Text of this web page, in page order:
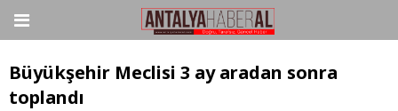
Büyükşehir Meclisi 3 ay aradan sonra
toplandı